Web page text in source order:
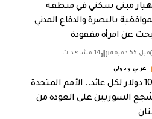
مبنى سكني في منطقة
بالبصرة والدفاع المدني
عن امرأة مفقودة
قبل 55 دقيقة 14 مشاهدات
عربي ودولي
100 دولار لكل عائد.. الأمم المتحدة
السوريين على العودة من